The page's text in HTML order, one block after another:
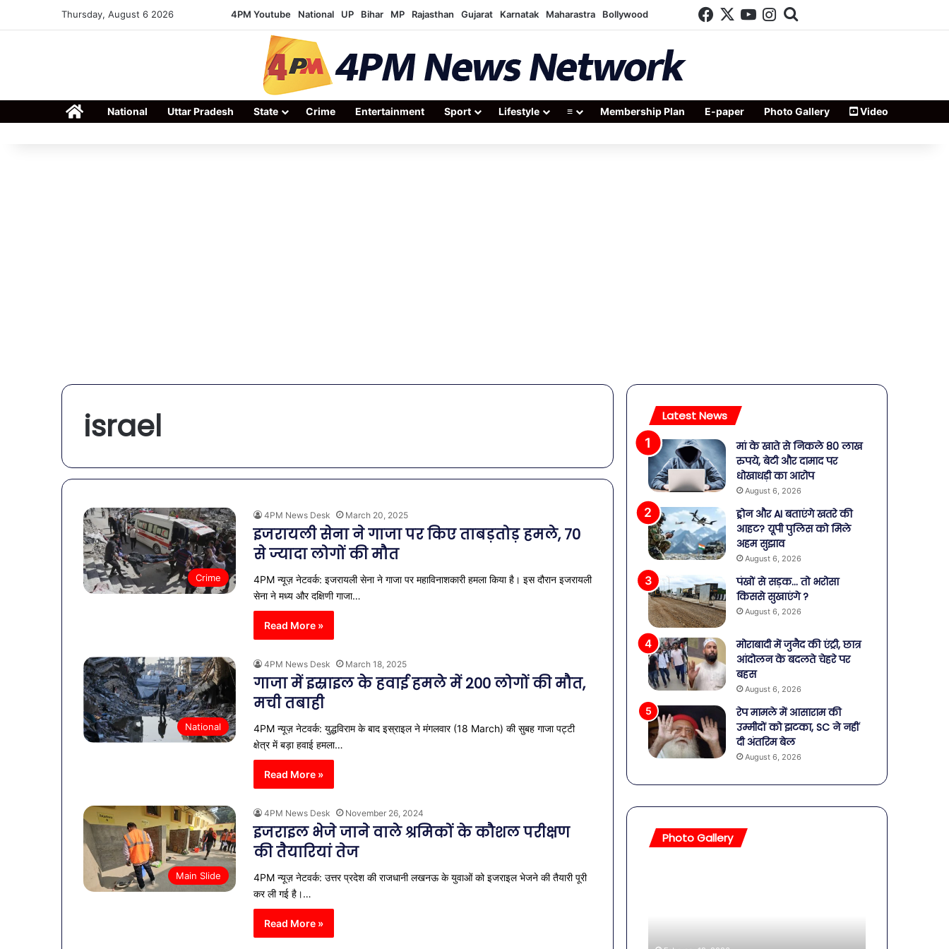
Thursday, August 6 2026 4PM Youtube National UP Bihar MP Rajasthan Gujarat Karnatak Maharastra Bollywood Facebook
X YouTube
Instagram
Search for
HomeNational Uttar Pradesh State Crime Entertainment Sport Lifestyle ≡ Membership Plan E-paper Photo Gallery Video
israel
Crime
4PM News Desk March 20, 2025
इजरायली सेना ने गाजा पर किए ताबड़तोड़ हमले, 70
से ज्यादा लोगों की मौत
4PM न्यूज़ नेटवर्क: इजरायली सेना ने गाजा पर महाविनाशकारी हमला किया है। इस दौरान इजरायली
सेना ने मध्य और दक्षिणी गाजा…
Read More »
National
4PM News Desk March 18, 2025
गाजा में इस्राइल के हवाई हमले में 200 लोगों की मौत,
मची तबाही
4PM न्यूज़ नेटवर्क: युद्धविराम के बाद इस्राइल ने मंगलवार (18 March) की सुबह गाजा पट्टी
क्षेत्र में बड़ा हवाई हमला…
Read More »
Main Slide
4PM News Desk November 26, 2024
इजराइल भेजे जाने वाले श्रमिकों के कौशल परीक्षण
की तैयारियां तेज
4PM न्यूज़ नेटवर्क: उत्तर प्रदेश की राजधानी लखनऊ के युवाओं को इजराइल भेजने की तैयारी पूरी
कर ली गई है।…
Read More »
Latest News
मां के खाते से निकले 80 लाख
रुपये, बेटी और दामाद पर
धोखाधड़ी का आरोप
August 6, 2026
ड्रोन और AI बताएंगे खतरे की
आहट? यूपी पुलिस को मिले
अहम सुझाव
August 6, 2026
पंखों से सड़क… तो भरोसा
किससे सुखाएंगे ?
August 6, 2026
मोराबादी में जुनैद की एंट्री, छात्र
आंदोलन के बदलते चेहरे पर
बहस
August 6, 2026
रेप मामले में आसाराम की
उम्मीदों को झटका, SC ने नहीं
दी अंतरिम बेल
August 6, 2026
Photo Gallery
व्यापारियों
को
की